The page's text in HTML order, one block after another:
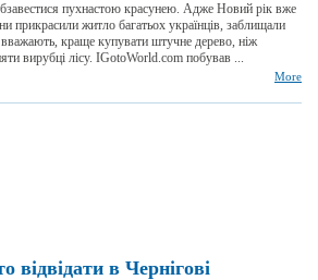
пухнастою красунею. Адже Новий рік вже
прикрасили житло багатьох українців, заблищали
краще купувати штучне дерево, ніж
вирубці лісу. IGotoWorld.com побував ...
More
відвідати в Чернігові